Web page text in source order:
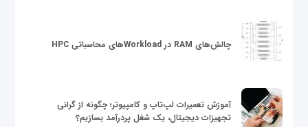
چالش‌های RAM در Workloadهای محاسباتی HPC
آموزش تعمیرات لپ‌تاپ و کامپیوتر؛ چگونه از گرانی
تجهیزات دیجیتال، یک شغل پردرآمد بسازیم؟